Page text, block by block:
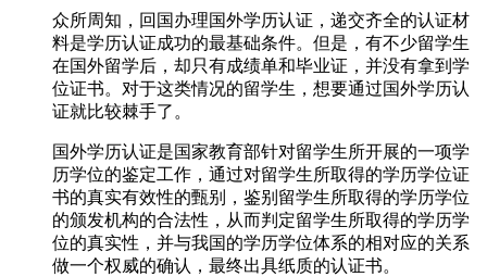
众所周知，回国办理国外学历认证，递交齐全的认证材
料是学历认证成功的最基础条件。但是，有不少留学生
在国外留学后，却只有成绩单和毕业证，并没有拿到学
位证书。对于这类情况的留学生，想要通过国外学历认
证就比较棘手了。
国外学历认证是国家教育部针对留学生所开展的一项学
历学位的鉴定工作，通过对留学生所取得的学历学位证
书的真实有效性的甄别，鉴别留学生所取得的学历学位
的颁发机构的合法性，从而判定留学生所取得的学历学
位的真实性，并与我国的学历学位体系的相对应的关系
做一个权威的确认，最终出具纸质的认证书。